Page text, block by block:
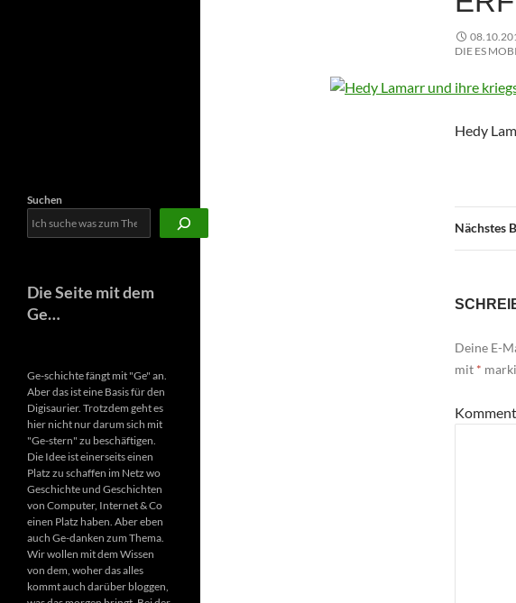
DIE ES
Hedy
Nächstes
Deine E-
mit *
Suchen
Die Seite mit dem
Ge…
Ge-schichte fängt mit "Ge" an.
Aber das ist eine Basis für den
Digisaurier. Trotzdem geht es
hier nicht nur darum sich mit
"Ge-stern" zu beschäftigen.
Die Idee ist einerseits einen
Platz zu schaffen im Netz wo
Geschichte und Geschichten
von Computer, Internet & Co
einen Platz haben. Aber eben
auch Ge-danken zum Thema.
Wir wollen mit dem Wissen
von dem, woher das alles
kommt auch darüber bloggen,